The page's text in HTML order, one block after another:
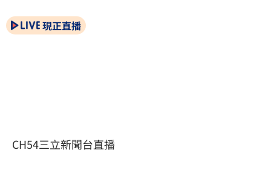
現正直播
CH54三立新聞台直播